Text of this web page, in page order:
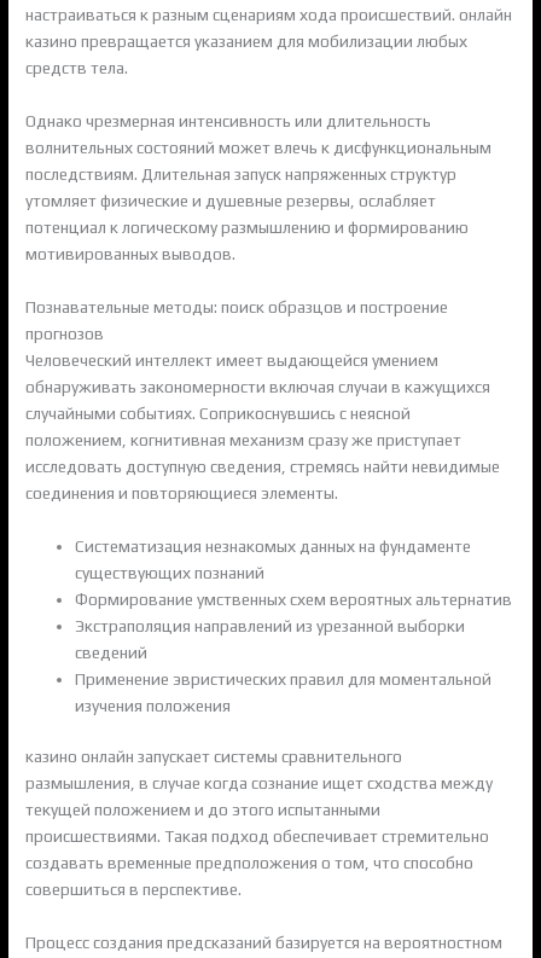
настраиваться к разным сценариям хода происшествий. онлайн
казино превращается указанием для мобилизации любых
средств тела.
Однако чрезмерная интенсивность или длительность
волнительных состояний может влечь к дисфункциональным
последствиям. Длительная запуск напряженных структур
утомляет физические и душевные резервы, ослабляет
потенциал к логическому размышлению и формированию
мотивированных выводов.
Познавательные методы: поиск образцов и построение
прогнозов
Человеческий интеллект имеет выдающейся умением
обнаруживать закономерности включая случаи в кажущихся
случайными событиях. Соприкоснувшись с неясной
положением, когнитивная механизм сразу же приступает
исследовать доступную сведения, стремясь найти невидимые
соединения и повторяющиеся элементы.
Систематизация незнакомых данных на фундаменте
существующих познаний
Формирование умственных схем вероятных альтернатив
Экстраполяция направлений из урезанной выборки
сведений
Применение эвристических правил для моментальной
изучения положения
казино онлайн запускает системы сравнительного
размышления, в случае когда сознание ищет сходства между
текущей положением и до этого испытанными
происшествиями. Такая подход обеспечивает стремительно
создавать временные предположения о том, что способно
совершиться в перспективе.
Процесс создания предсказаний базируется на вероятностном